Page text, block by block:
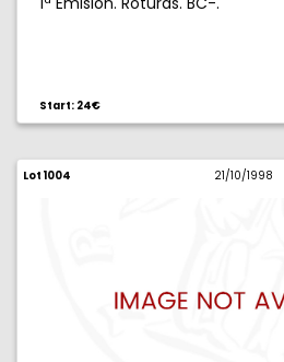
Start: 24€
Lot 1004 21/10/1998